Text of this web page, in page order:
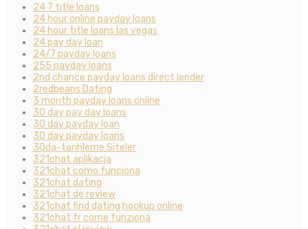
24 7 title loans
24 hour online payday loans
24 hour title loans las vegas
24 pay day loan
24/7 payday loans
255 payday loans
2nd chance payday loans direct lender
2redbeans Dating
3 month payday loans online
30 day pay day loans
30 day payday loan
30 day payday loans
30da-tarihleme Siteler
321chat aplikacja
321chat como funciona
321chat dating
321chat de review
321chat find dating hookup online
321chat fr come funziona